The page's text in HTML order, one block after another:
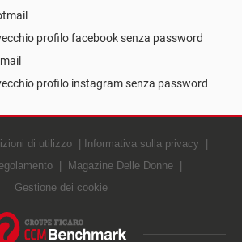
profilo facebook senza password
profilo instagram senza password
di utilizzo
Informativa sulla privacy
Magazine Delle Donne
Gestione dei cookie